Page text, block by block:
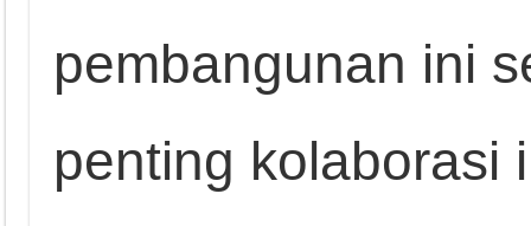
pembangunan ini
penting kolaborasi